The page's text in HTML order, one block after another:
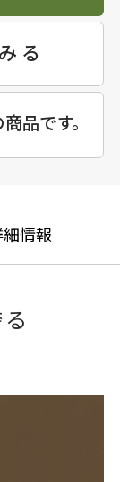
る
品です。
情報